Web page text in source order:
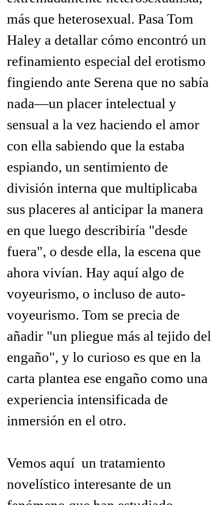
más que heterosexual. Pasa Tom
Haley a detallar cómo encontró un
refinamiento especial del erotismo
fingiendo ante Serena que no sabía
nada—un placer intelectual y
sensual a la vez haciendo el amor
con ella sabiendo que la estaba
espiando, un sentimiento de
división interna que multiplicaba
sus placeres al anticipar la manera
en que luego describiría "desde
fuera", o desde ella, la escena que
ahora vivían. Hay aquí algo de
voyeurismo, o incluso de auto-
voyeurismo. Tom se precia de
añadir "un pliegue más al tejido del
engaño", y lo curioso es que en la
carta plantea ese engaño como una
experiencia intensificada de
inmersión en el otro.
Vemos aquí un tratamiento
novelístico interesante de un